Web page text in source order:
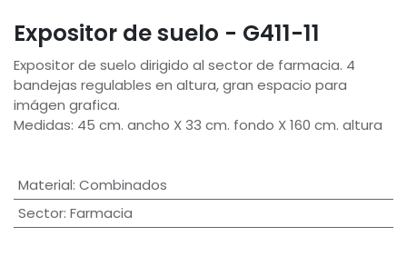
Expositor de suelo - G411-11
Expositor de suelo dirigido al sector de farmacia. 4
bandejas regulables en altura, gran espacio para
imágen grafica.
Medidas: 45 cm. ancho X 33 cm. fondo X 160 cm. altura
Material: Combinados
Sector: Farmacia